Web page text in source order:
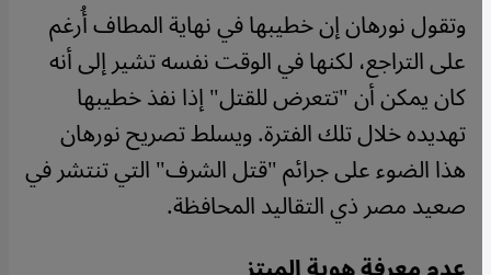
وتقول نورهان إن خطيبها في نهاية المطاف أُرغم
على التراجع، لكنها في الوقت نفسه تشير إلى أنه
كان يمكن أن "تتعرض للقتل" إذا نفذ خطيبها
تهديده خلال تلك الفترة. ويسلط تصريح نورهان
هذا الضوء على جرائم "قتل الشرف" التي تنتشر في
صعيد مصر ذي التقاليد المحافظة.